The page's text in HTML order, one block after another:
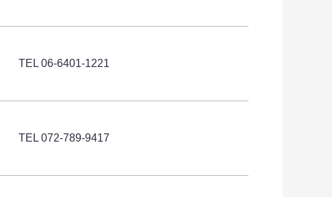
TEL 06-6401-1221
TEL 072-789-9417